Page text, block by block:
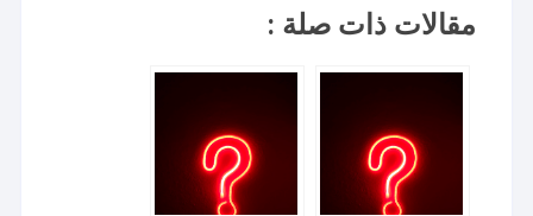
مقالات ذات صلة :